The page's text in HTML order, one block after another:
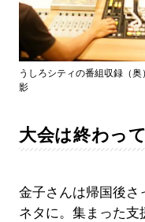
うしろシティの番組収録（
影
大会は終わっ
金子さんは帰国後さ
ネタに。集まった支